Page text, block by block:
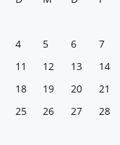
4 5 6 7
11 12 13 14
18 19 20 21
25 26 27 28